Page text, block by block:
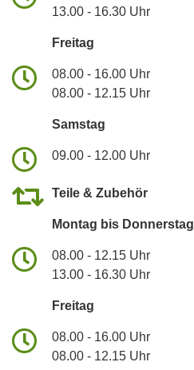
13.00 - 16.30 Uhr
Freitag
08.00 - 16.00 Uhr
08.00 - 12.15 Uhr
Samstag
09.00 - 12.00 Uhr
Teile & Zubehör
Montag bis Donnerstag
08.00 - 12.15 Uhr
13.00 - 16.30 Uhr
Freitag
08.00 - 16.00 Uhr
08.00 - 12.15 Uhr